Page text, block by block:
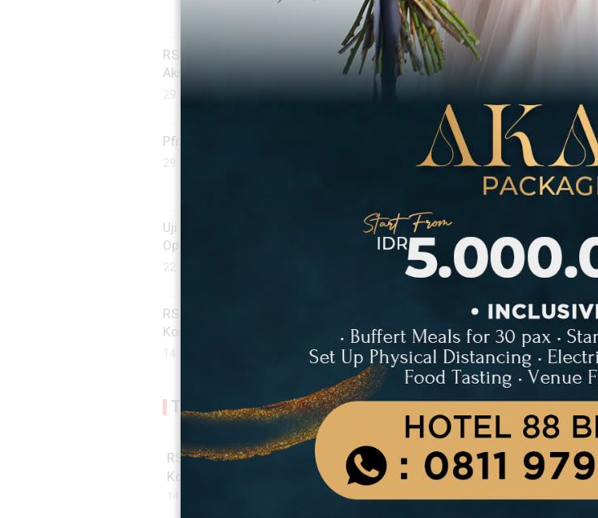
RSUD Jatisampurna dan PMI Bekasi Jaring 34 Kantong Darah dari
Aksi Donor
Pfizer Dorong Akses Inovasi untuk Lawan ‘Pandemi Senyap’ AMR
Uji Simulasi Darurat DBD, CDC dan Kemenkes RI Evaluasi Kesiapan
Operasional
RS Karunia Kasih Jatiwaringin Jaring Kesehatan Lansia Lewat
Komunitas Sepeda
Trending di Gaya Hidup Sehat
RS Karunia Kasih Jatiwaringin Jaring Kesehatan Lansia Lewat
Komunitas Sepeda